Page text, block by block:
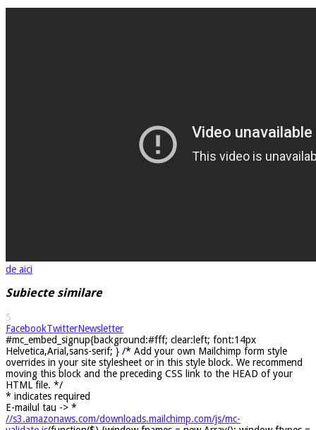
de aici
Subiecte similare
5
FacebookTwitterNewsletter
#mc_embed_signup{background:#fff; clear:left; font:14px
Helvetica,Arial,sans-serif; } /* Add your own Mailchimp form style
overrides in your site stylesheet or in this style block. We recommend
moving this block and the preceding CSS link to the HEAD of your
HTML file. */
* indicates required
E-mailul tau -> *
//s3.amazonaws.com/downloads.mailchimp.com/js/mc-